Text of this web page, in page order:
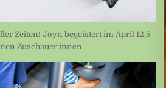
Zeiten! Joyn begeistert im April 12,5
Zuschauer:innen